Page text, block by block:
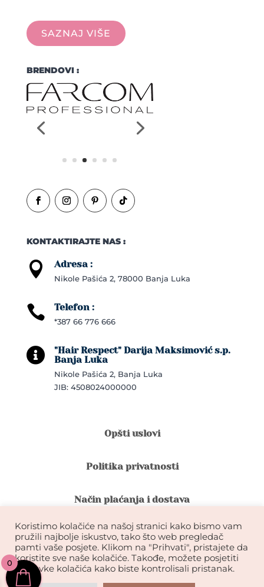
SAZNAJ VIŠE
BRENDOVI :
KONTAKTIRAJTE NAS :
 Adresa :
Nikole Pašića 2, 78000 Banja Luka
 Telefon :
*387 66 776 666

"Hair Respect" Darija Maksimović s.p.
Banja Luka
Nikole Pašića 2, Banja Luka
JIB: 4508024000000
Opšti uslovi
Politika privatnosti
Način plaćanja i dostava
Reklamacije i povrat robe
Garancija na kvalitet ekstenzija
Koristimo kolačiće na našoj stranici kako bismo vam
pružili najbolje iskustvo, tako što web pregledač
pamti vaše posjete. Klikom na "Prihvati", pristajete da
koristite sve naše kolačiće. Takođe, možete posjetiti
postavke kolačića kako biste kontrolisali pristanak.
0